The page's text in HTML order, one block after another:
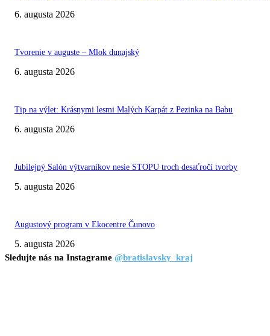
6. augusta 2026
Tvorenie v auguste – Mlok dunajský
6. augusta 2026
Tip na výlet: Krásnymi lesmi Malých Karpát z Pezinka na Babu
6. augusta 2026
Jubilejný Salón výtvarníkov nesie STOPU troch desaťročí tvorby
5. augusta 2026
Augustový program v Ekocentre Čunovo
5. augusta 2026
Sledujte nás na Instagrame @bratislavsky_kraj